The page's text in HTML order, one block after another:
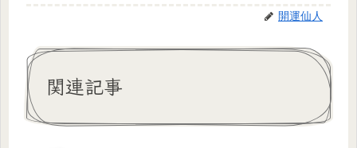
開運仙人
関連記事